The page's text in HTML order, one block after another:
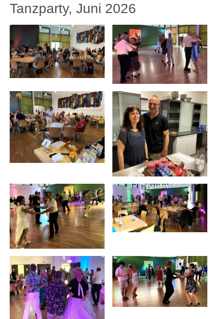
Tanzparty, Juni 2026